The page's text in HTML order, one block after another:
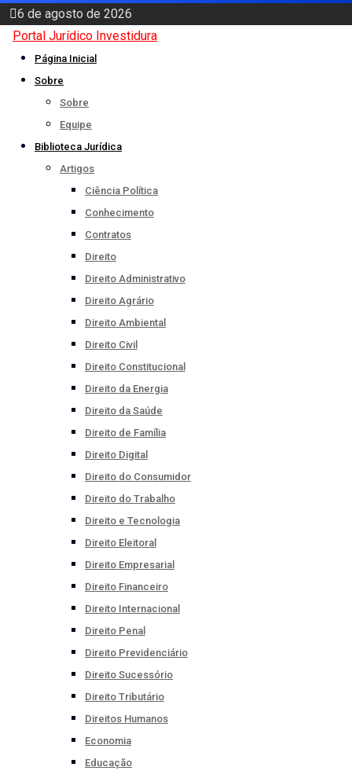
Skip
content
6 de agosto de 2026
Portal Jurídico Investidura
Página Inicial
Sobre
Sobre
Equipe
Biblioteca Jurídica
Artigos
Ciência Política
Conhecimento
Contratos
Direito
Direito Administrativo
Direito Agrário
Direito Ambiental
Direito Civil
Direito Constitucional
Direito da Energia
Direito da Saúde
Direito de Família
Direito Digital
Direito do Consumidor
Direito do Trabalho
Direito e Tecnologia
Direito Eleitoral
Direito Empresarial
Direito Financeiro
Direito Internacional
Direito Penal
Direito Previdenciário
Direito Sucessório
Direito Tributário
Direitos Humanos
Economia
Educação